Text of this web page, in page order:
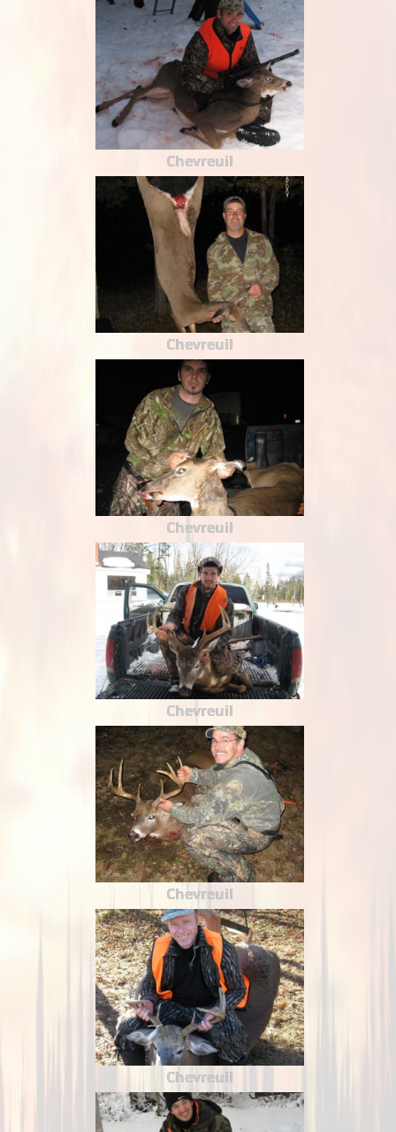
Chevreuil
Chevreuil
Chevreuil
Chevreuil
Chevreuil
Chevreuil